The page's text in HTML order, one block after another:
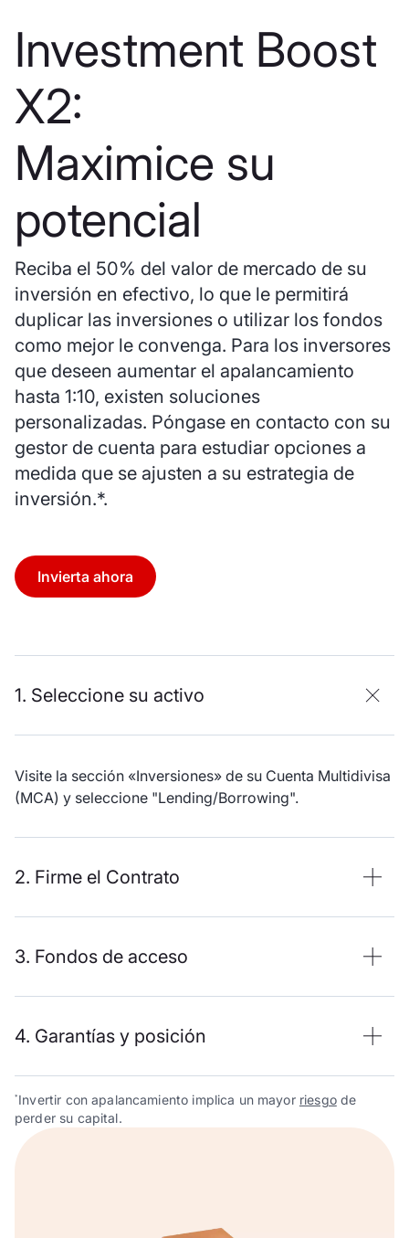
Investment Boost
X2:
Maximice su
potencial
Reciba el 50% del valor de mercado de su
inversión en efectivo, lo que le permitirá
duplicar las inversiones o utilizar los fondos
como mejor le convenga. Para los inversores
que deseen aumentar el apalancamiento
hasta 1:10, existen soluciones
personalizadas. Póngase en contacto con su
gestor de cuenta para estudiar opciones a
medida que se ajusten a su estrategia de
inversión.*.
Invierta ahora
1. Seleccione su activo
Visite la sección «Inversiones» de su Cuenta Multidivisa
(MCA) y seleccione "Lending/Borrowing".
2. Firme el Contrato
3. Fondos de acceso
4. Garantías y posición
* Invertir con apalancamiento implica un mayor riesgode
perder su capital.